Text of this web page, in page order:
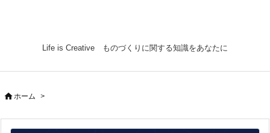
Life is Creative ものづくりに関する知識をあなたに
ホーム >